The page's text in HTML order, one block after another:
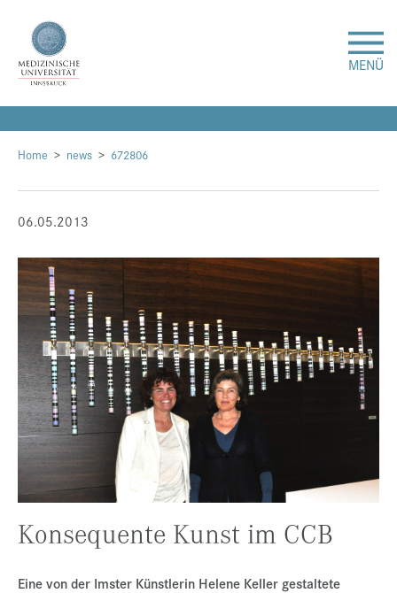
MENÜ
Forschung
Studium & Lehre
Über uns
Internationales
Events
Presse
Jobs
Kontakt
Service-Links
de |en
Home news 672806
06.05.2013
Konsequente Kunst im CCB
Eine von der Imster Künstlerin Helene Keller gestaltete